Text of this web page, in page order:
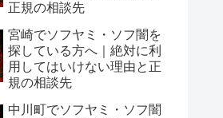
正規の相談先
宮崎でソフヤミ・ソフ闇を
探している方へ｜絶対に利
用してはいけない理由と正
規の相談先
中川町でソフヤミ・ソフ闇